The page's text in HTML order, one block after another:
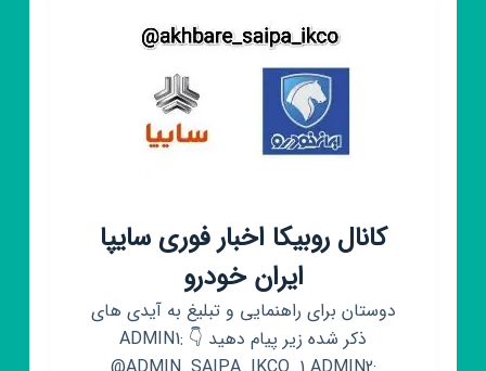
کانال روبیکا اخبار فوری سایپا
ایران خودرو
دوستان برای راهنمایی و تبلیغ به آیدی های
ذکر شده زیر پیام دهید 👇 ADMIN1: